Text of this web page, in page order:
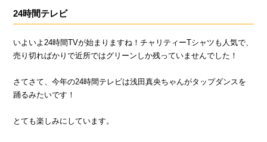
24時間テレビ
いよいよ24時間TVが始まりますね！チャリティーTシャツも人気で、
売り切ればかりで近所ではグリーンしか残っていませんでした！
さてさて、今年の24時間テレビは浅田真央ちゃんがタップダンスを
踊るみたいです！
とても楽しみにしています。